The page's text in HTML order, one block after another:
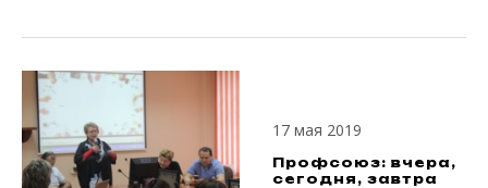
17 мая 2019
Профсоюз: вчера,
сегодня, завтра